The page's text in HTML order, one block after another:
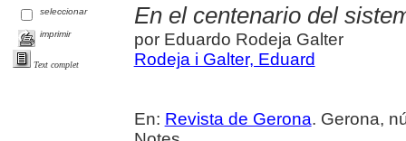
seleccionar
imprimir
Text complet
En el centenario del
por Eduardo Rodeja Galter
Rodeja i Galter, Eduard
En: Revista de Gerona. Gerona,